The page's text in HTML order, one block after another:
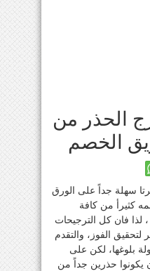
الحذر من
الخصم
سهلة جداً على الورق
كثيرأ من كافة
، لذا فان كل الترجيحات
الفوز، والتقدم
بلوغها، لكن على
يكونوا حذرين جداً من